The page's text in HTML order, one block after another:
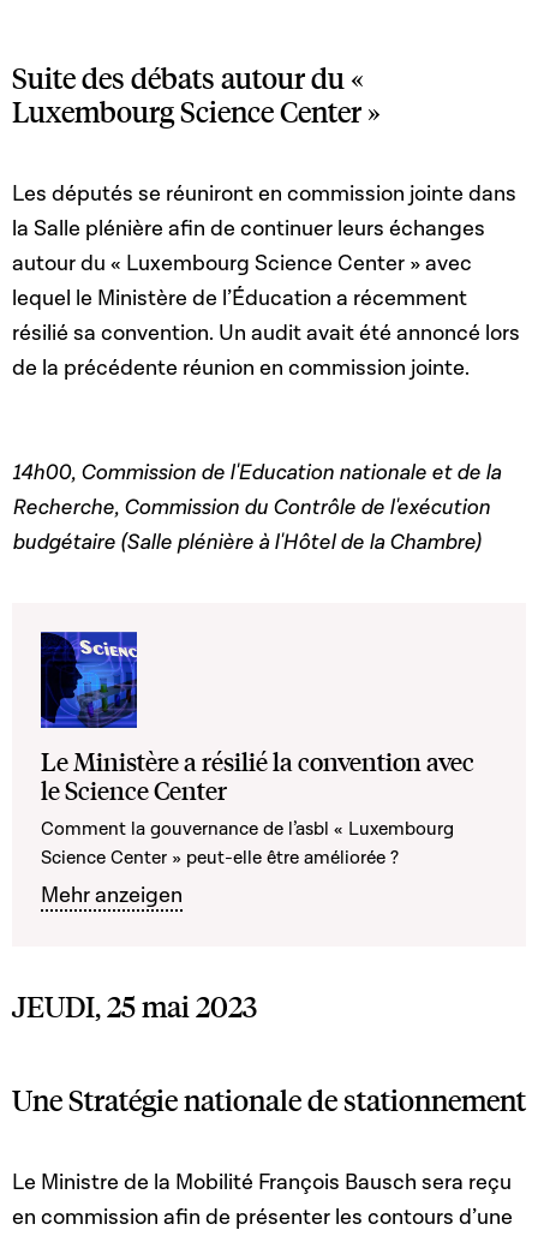
Suite des débats autour du «
Luxembourg Science Center »
Les députés se réuniront en commission jointe dans
la Salle plénière afin de continuer leurs échanges
autour du « Luxembourg Science Center » avec
lequel le Ministère de l’Éducation a récemment
résilié sa convention. Un audit avait été annoncé lors
de la précédente réunion en commission jointe.
14h00, Commission de l'Education nationale et de la
Recherche, Commission du Contrôle de l'exécution
budgétaire (Salle plénière à l'Hôtel de la Chambre)
Le Ministère a résilié la convention avec
le Science Center
Comment la gouvernance de l’asbl « Luxembourg
Science Center » peut-elle être améliorée ?
Mehr anzeigen
JEUDI, 25 mai 2023
Une Stratégie nationale de stationnement
Le Ministre de la Mobilité François Bausch sera reçu
en commission afin de présenter les contours d’une